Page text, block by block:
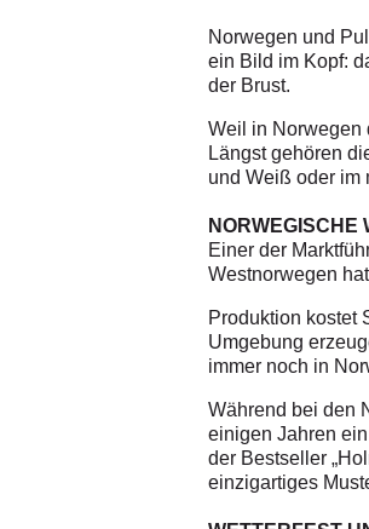
Norwegen und
ein Bild im Kopf:
der Brust.
Weil in Norwegen
Längst gehören
und Weiß oder im
NORWEGISCHE
Einer der
Westnorwegen
Produktion kostet
Umgebung
immer noch in
Während bei den
einigen Jahren
der Bestseller
einzigartiges